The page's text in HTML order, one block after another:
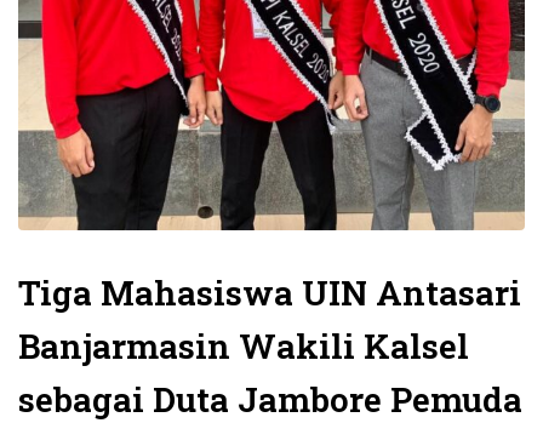
Tiga Mahasiswa UIN Antasari
Banjarmasin Wakili Kalsel
sebagai Duta Jambore Pemuda